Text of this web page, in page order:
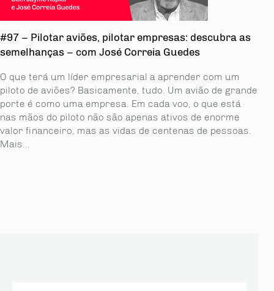
#97 – Pilotar aviões, pilotar empresas: descubra as
semelhanças – com José Correia Guedes
O que terá um líder empresarial a aprender com um
piloto de aviões? Basicamente, tudo. Um avião de grande
porte é como uma empresa. Em cada voo, o que está
nas mãos do piloto não são apenas ativos de enorme
valor financeiro, mas as vidas de centenas de pessoas.
Mais...